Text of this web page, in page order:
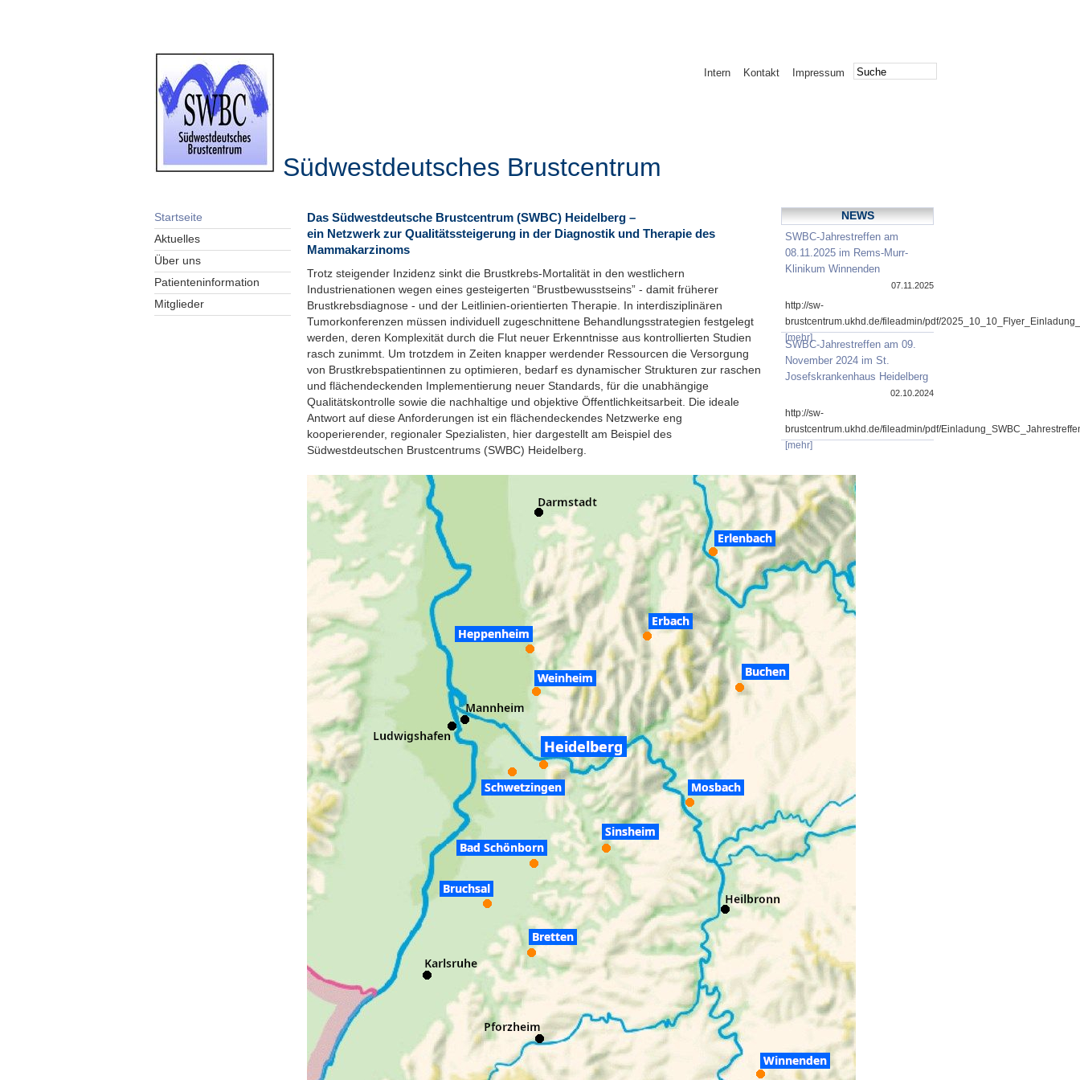
Intern Kontakt Impressum
Südwestdeutsches Brustcentrum
Startseite
Aktuelles
Über uns
Patienteninformation
Mitglieder
Das Südwestdeutsche Brustcentrum (SWBC) Heidelberg –
ein Netzwerk zur Qualitätssteigerung in der Diagnostik und Therapie des
Mammakarzinoms
Trotz steigender Inzidenz sinkt die Brustkrebs-Mortalität in den westlichern
Industrienationen wegen eines gesteigerten “Brustbewusstseins” - damit früherer
Brustkrebsdiagnose - und der Leitlinien-orientierten Therapie. In interdisziplinären
Tumorkonferenzen müssen individuell zugeschnittene Behandlungsstrategien festgelegt
werden, deren Komplexität durch die Flut neuer Erkenntnisse aus kontrollierten Studien
rasch zunimmt. Um trotzdem in Zeiten knapper werdender Ressourcen die Versorgung
von Brustkrebspatientinnen zu optimieren, bedarf es dynamischer Strukturen zur raschen
und flächendeckenden Implementierung neuer Standards, für die unabhängige
Qualitätskontrolle sowie die nachhaltige und objektive Öffentlichkeitsarbeit. Die ideale
Antwort auf diese Anforderungen ist ein flächendeckendes Netzwerke eng
kooperierender, regionaler Spezialisten, hier dargestellt am Beispiel des
Südwestdeutschen Brustcentrums (SWBC) Heidelberg.
NEWS
SWBC-Jahrestreffen am
08.11.2025 im Rems-Murr-
Klinikum Winnenden
07.11.2025
http://sw-
brustcentrum.ukhd.de/fileadmin/pdf/
[mehr]
SWBC-Jahrestreffen am 09.
November 2024 im St.
Josefskrankenhaus Heidelberg
02.10.2024
http://sw-
brustcentrum.ukhd.de/fileadmin/pdf/
[mehr]